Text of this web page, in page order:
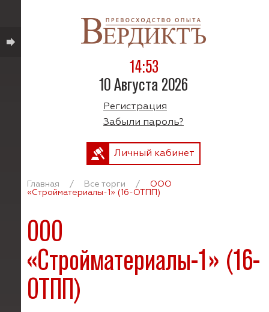
14:53
10 Августа 2026
Регистрация
Забыли пароль?
Личный кабинет
Главная / Все торги /
ООО
«Стройматериалы-1» (16-ОТПП)
ООО
«Стройматериалы-1» (16-
ОТПП)